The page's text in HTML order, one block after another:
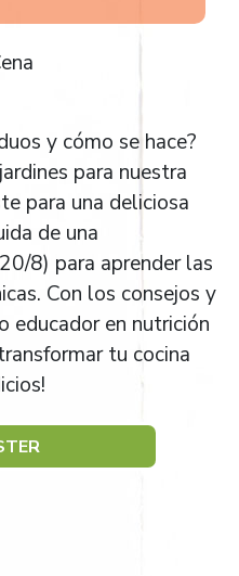
y cómo se hace?
para nuestra
para una deliciosa
de una
8) para aprender las
Con los consejos y
educador en nutrición
tu cocina